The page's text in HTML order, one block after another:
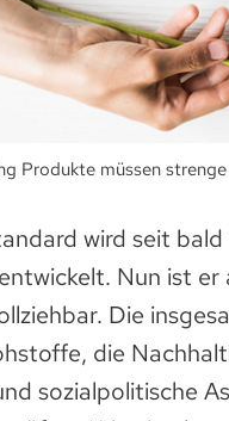
Produkte müssen
wird seit
Nun ist er
Die
die
sozialpolitische